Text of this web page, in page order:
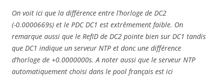
On voit ici que la différence entre l’horloge de DC2
(-0.0000669s) et le PDC DC1 est extrêmement faible. On
remarque aussi que le RefID de DC2 pointe bien sur DC1 tandis
que DC1 indique un serveur NTP et donc une différence
d’horloge de +0.0000000s. A noter aussi que le serveur NTP
automatiquement choisi dans le pool français est ici